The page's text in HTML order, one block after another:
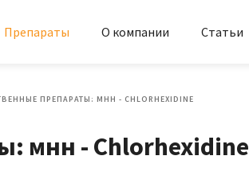
Препараты О компании Статьи
ПРЕПАРАТЫ: МНН - CHLORHEXIDINE
мнн - Chlorhexidine